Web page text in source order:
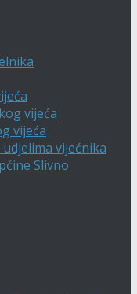
vijeća
vijeća
vijećnika
Slivno